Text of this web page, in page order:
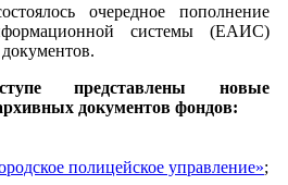
очередное пополнение
системы (ЕАИС)
представлены новые
документов фондов:
полицейское управление»;